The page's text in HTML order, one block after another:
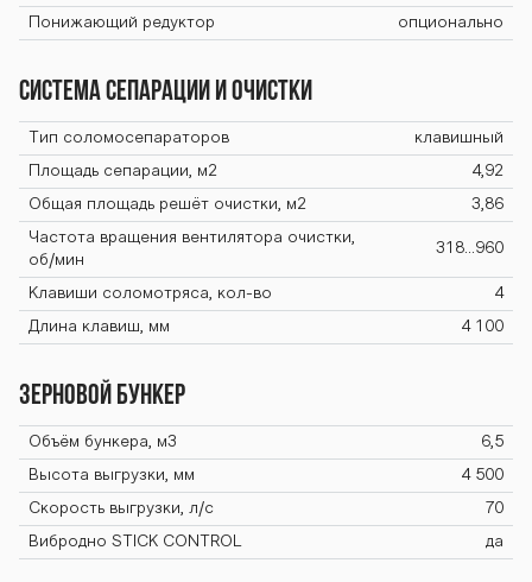
Понижающий редуктор опционально
Система сепарации и очистки
Тип соломосепараторов клавишный
Площадь сепарации, м2 4,92
Общая площадь решёт очистки, м2 3,86
Частота вращения вентилятора очистки,
об/мин
318...960
Клавиши соломотряса, кол-во 4
Длина клавиш, мм 4 100
Зерновой бункер
Объём бункера, м3 6,5
Высота выгрузки, мм 4 500
Скорость выгрузки, л/с 70
Вибродно STICK CONTROL да